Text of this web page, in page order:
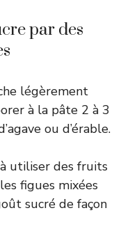
par des
légèrement
à la pâte 2 à 3
ou d’érable.
utiliser des fruits
figues mixées
sucré de façon